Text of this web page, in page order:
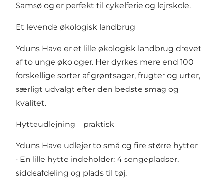
Samsø og er perfekt til cykelferie og lejrskole.
Et levende økologisk landbrug
Yduns Have er et lille økologisk landbrug drevet
af to unge økologer. Her dyrkes mere end 100
forskellige sorter af grøntsager, frugter og urter,
særligt udvalgt efter den bedste smag og
kvalitet.
Hytteudlejning – praktisk
Yduns Have udlejer to små og fire større hytter
• En lille hytte indeholder: 4 sengepladser,
siddeafdeling og plads til tøj.